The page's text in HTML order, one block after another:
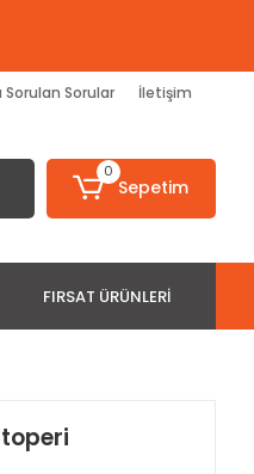
Sorulan Sorular İletişim
0
Sepetim
FIRSAT ÜRÜNLERI